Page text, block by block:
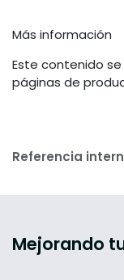
Más información
Este contenido
páginas de
Referencia
Mejorando